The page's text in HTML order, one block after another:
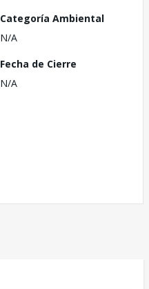
Categoría Ambiental
N/A
Fecha de Cierre
N/A